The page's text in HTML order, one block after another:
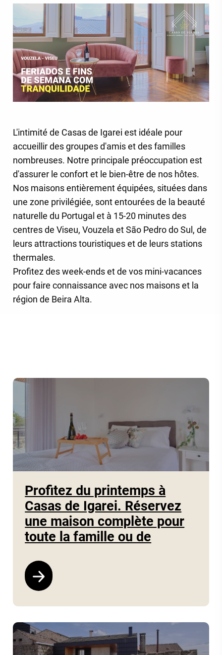
L'intimité de Casas de Igarei est idéale pour
accueillir des groupes d'amis et des familles
nombreuses. Notre principale préoccupation est
d'assurer le confort et le bien-être de nos hôtes.
Nos maisons entièrement équipées, situées dans
une zone privilégiée, sont entourées de la beauté
naturelle du Portugal et à 15-20 minutes des
centres de Viseu, Vouzela et São Pedro do Sul, de
leurs attractions touristiques et de leurs stations
thermales.
Profitez des week-ends et de vos mini-vacances
pour faire connaissance avec nos maisons et la
région de Beira Alta.
Profitez du printemps à
Casas de Igarei. Réservez
une maison complète pour
toute la famille ou de
Voir le programme